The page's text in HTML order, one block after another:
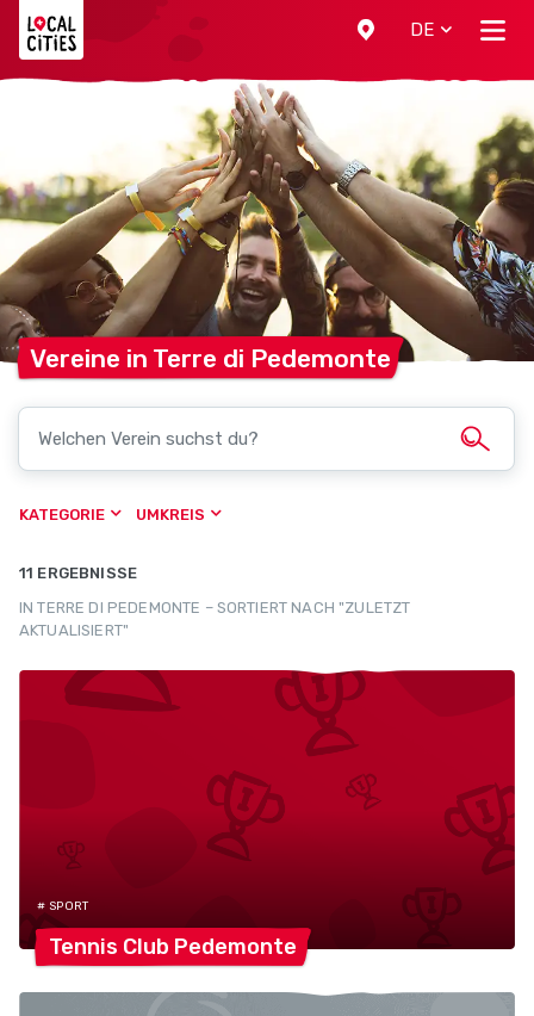
DE
Vereine in Terre di Pedemonte
KATEGORIE UMKREIS
11 ERGEBNISSE
IN TERRE DI PEDEMONTE – SORTIERT NACH "ZULETZT
AKTUALISIERT"
# SPORT
Tennis Club Pedemonte